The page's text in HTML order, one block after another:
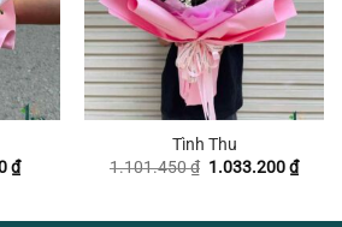
₫Giá
hiện
Tình Thu
1.101.450₫ Giá
1.033.200₫Giá
hiện